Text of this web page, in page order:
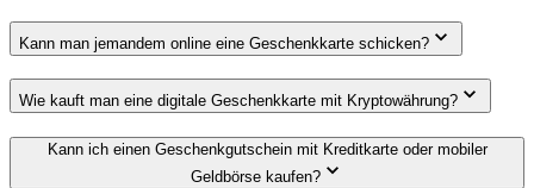
Kann man jemandem online eine Geschenkkarte schicken?
Wie kauft man eine digitale Geschenkkarte mit Kryptowährung?
Kann ich einen Geschenkgutschein mit Kreditkarte oder mobiler
Geldbörse kaufen?